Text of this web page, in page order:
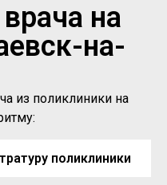
на
на-
из поликлиники на
поликлиники